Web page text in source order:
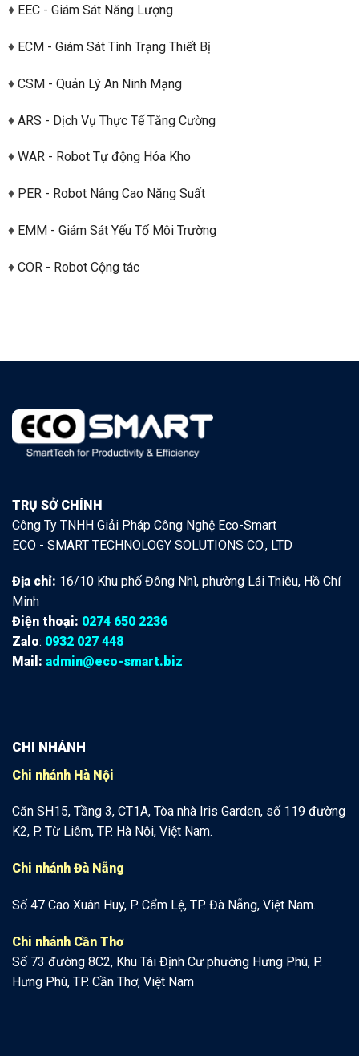
♦ EEC - Giám Sát Năng Lượng
♦ ECM - Giám Sát Tình Trạng Thiết Bị
♦ CSM - Quản Lý An Ninh Mạng
♦ ARS - Dịch Vụ Thực Tế Tăng Cường
♦ WAR - Robot Tự động Hóa Kho
♦ PER - Robot Nâng Cao Năng Suất
♦ EMM - Giám Sát Yếu Tố Môi Trường
♦ COR - Robot Cộng tác
TRỤ SỞ CHÍNH
Công Ty TNHH Giải Pháp Công Nghệ Eco-Smart
ECO - SMART TECHNOLOGY SOLUTIONS CO., LTD
Địa chỉ: 16/10 Khu phố Đông Nhì, phường Lái Thiêu, Hồ Chí
Minh
Điện thoại: 0274 650 2236
Zalo: 0932 027 448
Mail: admin@eco-smart.biz
CHI NHÁNH
Chi nhánh Hà Nội
Căn SH15, Tầng 3, CT1A, Tòa nhà Iris Garden, số 119 đường
K2, P. Từ Liêm, TP. Hà Nội, Việt Nam.
Chi nhánh Đà Nẵng
Số 47 Cao Xuân Huy, P. Cẩm Lệ, TP. Đà Nẵng, Việt Nam.
Chi nhánh Cần Thơ
Số 73 đường 8C2, Khu Tái Định Cư phường Hưng Phú, P.
Hưng Phú, TP. Cần Thơ, Việt Nam